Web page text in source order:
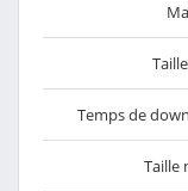
Temps de
Taille